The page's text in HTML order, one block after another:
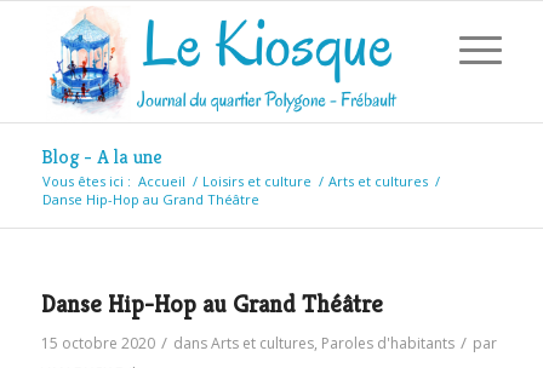
Blog - A la une
Vous êtes ici : Accueil / Loisirs et culture / Arts et cultures /
Danse Hip-Hop au Grand Théâtre
Danse Hip-Hop au Grand Théâtre
15 octobre 2020 / dansArts et cultures, Paroles d'habitants / par